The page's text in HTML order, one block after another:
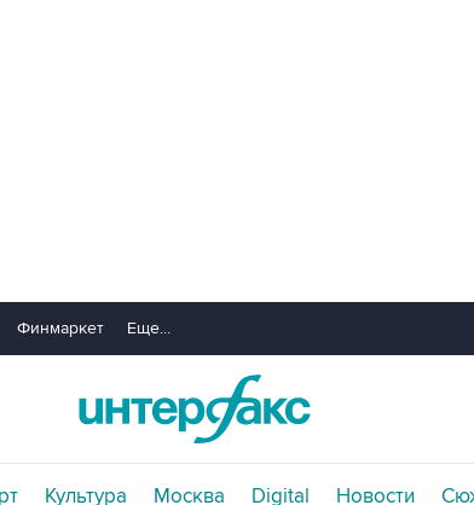
Финмаркет Еще...
Культура Москва Digital Новости